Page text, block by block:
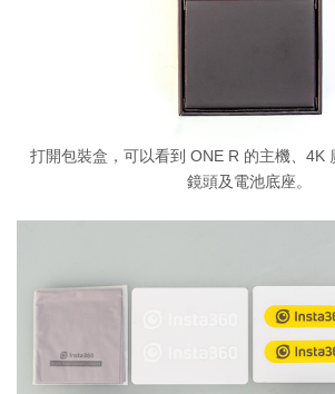
打開包裝盒，可以看到 ONE R 的主機、4K
鏡頭及電池底座。